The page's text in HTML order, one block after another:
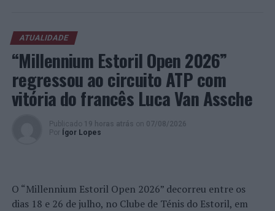
Até 31 de maio, o Algarve 2020 aprovou 1 565
candidaturas com um investimento elegível aprovado de
617 M€ e pagou 209 M€ de fundos europeus aos
beneficiários.
Imagens: CCDR-A.
TÓPICOS RELACIONADOS:
Viseu: PSP faz seis detenções durante o passado fim de
semana
ATUALIDADE
“Millennium Estoril Open 2026”
regressou ao circuito ATP com
vitória do francês Luca Van Assche
Publicado 19 horas atrás on 07/08/2026
Por
Ígor Lopes
O “Millennium Estoril Open 2026” decorreu entre os
dias 18 e 26 de julho, no Clube de Ténis do Estoril, em